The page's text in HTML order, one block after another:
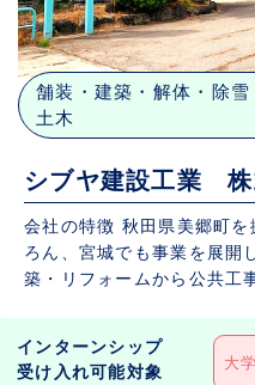
舗装・建築・解体・除雪
土木
シブヤ建設工業 株
会社の特徴 秋田県美郷町を
ろん、宮城でも事業を展開
築・リフォームから公共工
インターンシップ
受け入れ可能対象
大学